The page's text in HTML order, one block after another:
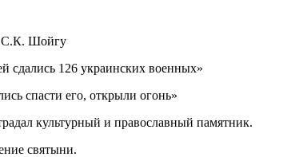
С.К. Шойгу
сдались 126 украинских военных»
спасти его, открыли огонь»
культурный и православный памятник.
святыни.